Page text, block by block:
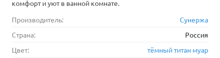
комфорт и уют в ванной комнате.
Производитель:
Сунержа
Страна:
Россия
Цвет:
тёмный титан муар